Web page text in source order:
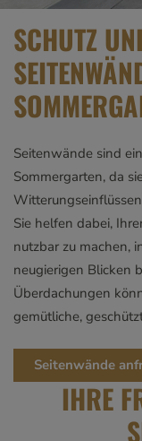
SCHUTZ
Seitenwände sind
Sommergarten, da
Sie helfen dabei,
nutzbar zu machen,
neugierigen Blicken
Überdachungen
gemütliche,
Seitenwände
IHRE